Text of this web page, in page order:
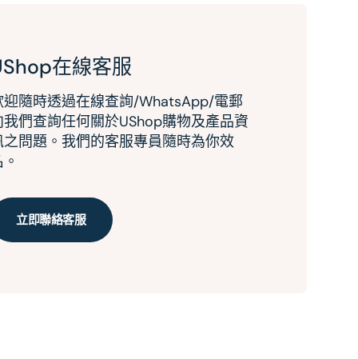
在線客服
迎隨時透過在線查詢/WhatsApp/電郵
我們查詢任何關於UShop購物及產品資
之問題。我們的客服專員隨時為你效
立即聯絡客服